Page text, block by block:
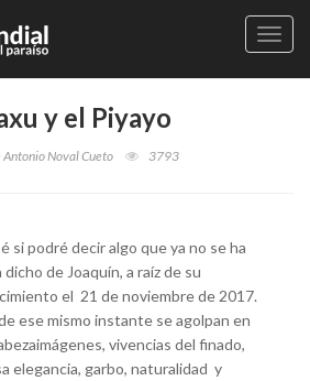
y el Piyayo
Antonio Noval Cueto 3793
si podré decir algo que ya no se ha
dicho de Joaquín, a raíz de su
el 21 de noviembre de 2017.
ese mismo instante se agolpan en
vivencias del finado,
elegancia, garbo, naturalidad y